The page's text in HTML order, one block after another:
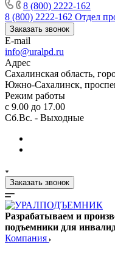
8 (800) 2222-162
8 (800) 2222-162 Отдел
Заказать звонок
E-mail
info@uralpd.ru
Адрес
Сахалинская область,
Южно-Сахалинск,
Режим работы
с 9.00 до 17.00
Сб.Вс. - Выходные
Заказать звонок
Разрабатываем и
подъемники для
Компания